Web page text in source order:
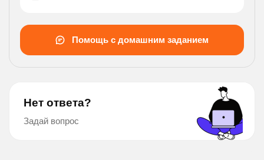
Помощь с домашним заданием
Нет ответа?
Задай вопрос